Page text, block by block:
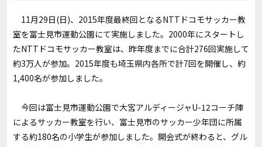
11月29日(日)、2015年度最終回となるNTTドコモサッカー教
室を富士見市運動公園にて実施しました。2000年にスタートし
たNTTドコモサッカー教室は、昨年度までに合計276回実施して
約3万人が参加。2015年度も埼玉県内各所で計7回を開催し、約
1,400名が参加しました。
今回は富士見市運動公園で大宮アルディージャU-12コーチ陣
によるサッカー教室を行い、富士見市のサッカー少年団に所属
する約180名の小学生が参加しました。開会式が終わると、グル